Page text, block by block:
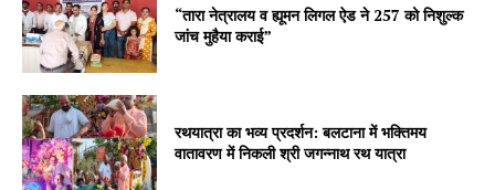
“तारा नेत्रालय व ह्यूमन लिगल ऐड ने 257 को निशुल्क
जांच मुहैया कराई”
रथयात्रा का भव्य प्रदर्शन: बलटाना में भक्तिमय
वातावरण में निकली श्री जगन्नाथ रथ यात्रा